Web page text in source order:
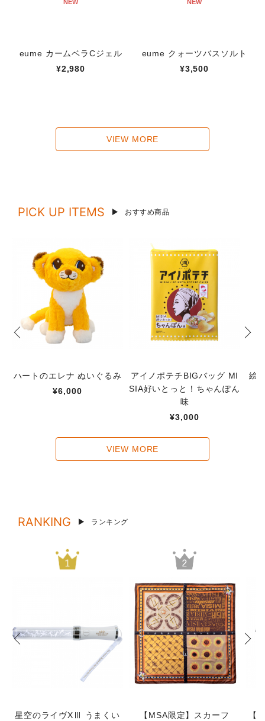
NEW
eume カームベラCジェル
¥2,980
NEW
eume クォーツバスソルト
¥3,500
VIEW MORE
PICK UP ITEMS おすすめ商品
ハートのエレナ ぬいぐるみ
¥6,000
アイノポテチBIGバッグ MI
SIA好いとっと！ちゃんぽん
味
¥3,000
絵
VIEW MORE
RANKING ランキング
星空のライヴXⅢ うまくい
【MSA限定】スカーフ
【